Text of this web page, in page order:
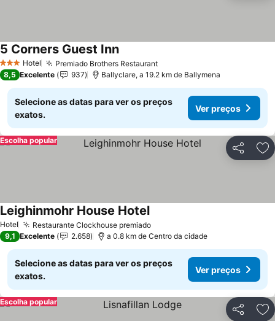
3 EstrelasHotel Premiado Brothers Restaurant
5 Corners Guest Inn
8,5 Excelente 937 Ballyclare, a 19.2 km de Ballymena
Selecione as datas para ver os preços
exatos.
Ver preços
Partilhar
Escolha popular
Hotel Restaurante Clockhouse premiado
Leighinmohr House Hotel
9,1 Excelente 2.658 a 0.8 km de Centro da cidade
Selecione as datas para ver os preços
exatos.
Ver preços
Partilhar
Escolha popular